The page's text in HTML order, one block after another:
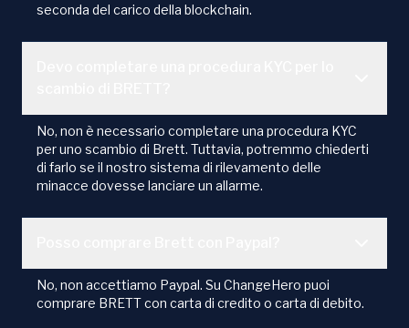
seconda del carico della blockchain.
No, non è necessario completare una procedura KYC
per uno scambio di Brett. Tuttavia, potremmo chiederti
di farlo se il nostro sistema di rilevamento delle
minacce dovesse lanciare un allarme.
No, non accettiamo Paypal. Su ChangeHero puoi
comprare BRETT con carta di credito o carta di debito.